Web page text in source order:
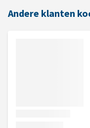
Andere klanten